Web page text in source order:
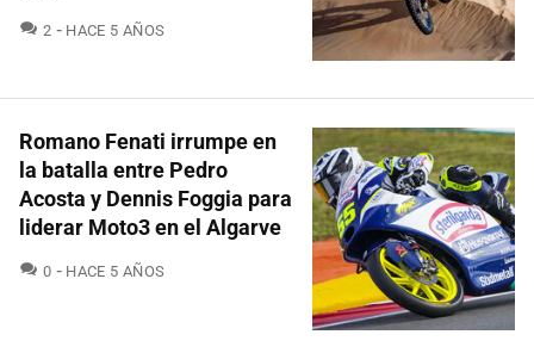
2 COMENTARIOS
HACE 5 AÑOS
Romano Fenati irrumpe en
la batalla entre Pedro
Acosta y Dennis Foggia para
liderar Moto3 en el Algarve
0 COMENTARIOS
HACE 5 AÑOS